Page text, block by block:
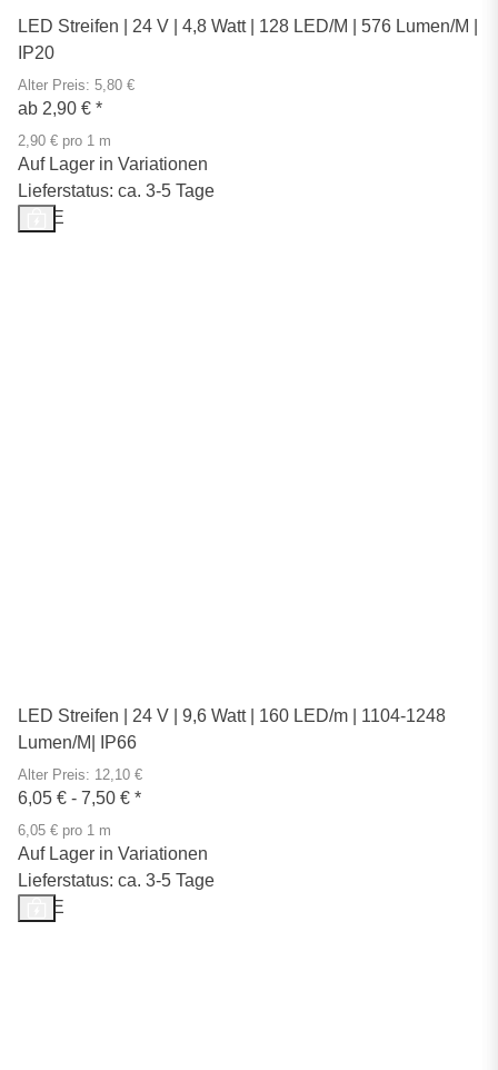
LED Streifen | 24 V | 4,8 Watt | 128 LED/M | 576 Lumen/M |
IP20
Alter Preis: 5,80 €
ab 2,90 € *
2,90 € pro 1 m
Auf Lager in Variationen
Lieferstatus: ca. 3-5 Tage
SALE
LED Streifen | 24 V | 9,6 Watt | 160 LED/m | 1104-1248
Lumen/M| IP66
Alter Preis: 12,10 €
6,05 € - 7,50 € *
6,05 € pro 1 m
Auf Lager in Variationen
Lieferstatus: ca. 3-5 Tage
SALE